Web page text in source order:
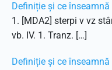
Definiție și ce înseamnă
1. [MDA2] sterpi v vz
vb. IV. 1. Tranz. […]
Definiție și ce